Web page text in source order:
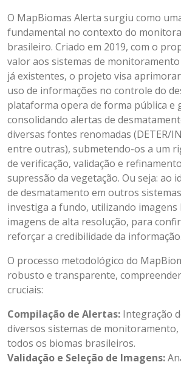
O MapBiomas Alerta surgiu como
fundamental no contexto do
brasileiro. Criado em 2019, com o
valor aos sistemas de
já existentes, o projeto visa
uso de informações no controle do
plataforma opera de forma pública e
consolidando alertas de
diversas fontes renomadas (DETER/
entre outras), submetendo-os a um
de verificação, validação e
supressão da vegetação. Ou seja: ao
de desmatamento em outros
investiga a fundo, utilizando imagens
imagens de alta resolução, para
reforçar a credibilidade da informação.
O processo metodológico do
robusto e transparente,
cruciais:
Compilação de Alertas: Integração
diversos sistemas de
todos os biomas brasileiros.
Validação e Seleção de Imagens: